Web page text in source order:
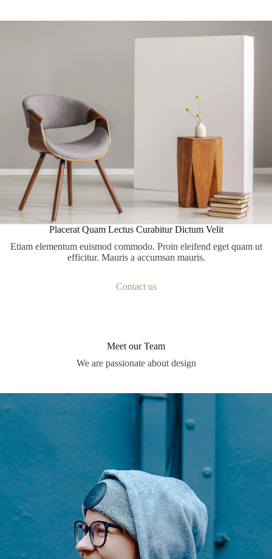
Placerat Quam Lectus Curabitur Dictum Velit
Etiam elementum euismod commodo. Proin eleifend eget quam ut
efficitur. Mauris a accumsan mauris.
Contact us
Meet our Team
We are passionate about design